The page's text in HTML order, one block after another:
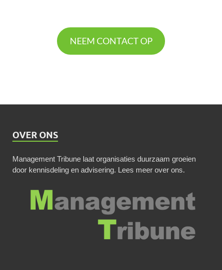
NEEM CONTACT OP
OVER ONS
Management Tribune laat organisaties duurzaam groeien
door kennisdeling en advisering. Lees meer over ons.